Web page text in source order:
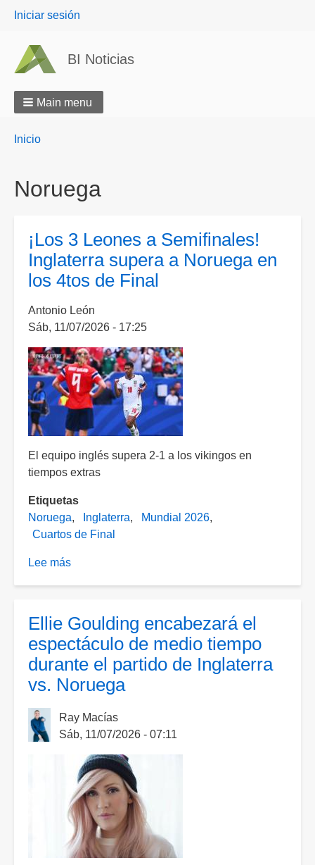
User
Iniciar sesión
BI Noticias
Main menu
Breadcrumbs
You
Inicio
Noruega
¡Los 3 Leones a Semifinales!
Inglaterra supera a Noruega en
los 4tos de Final
Antonio León
Sáb, 11/07/2026 - 17:25
El equipo inglés supera 2-1 a los vikingos en
tiempos extras
Etiquetas
Noruega
Inglaterra
Mundial 2026
Cuartos de Final
Lee más
a
Semifinales!
Inglaterra
supera
Noruega
en
4tos
de
Final
Ellie Goulding encabezará el
espectáculo de medio tiempo
durante el partido de Inglaterra
vs. Noruega
Ray Macías
Sáb, 11/07/2026 - 07:11